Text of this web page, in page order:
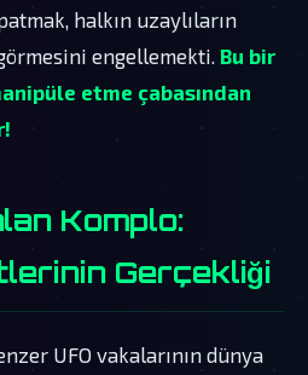
halkın uzaylıların
engellemekti. Bu bir
etme çabasından
Komplo:
Gerçekliği
UFO vakalarının dünya